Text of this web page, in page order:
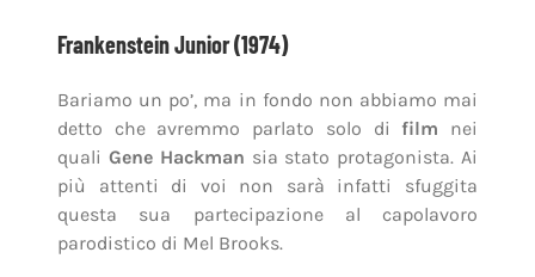
Frankenstein Junior (1974)
Bariamo un po’, ma in fondo non abbiamo mai
detto che avremmo parlato solo di film nei
quali Gene Hackman sia stato protagonista. Ai
più attenti di voi non sarà infatti sfuggita
questa sua partecipazione al capolavoro
parodistico di Mel Brooks.